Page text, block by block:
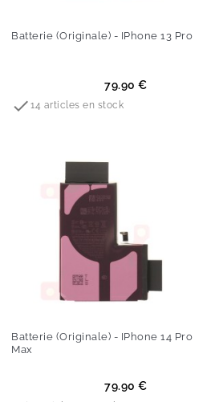
Batterie (Originale) - IPhone 13 Pro
79.90 €
 14 articles en stock
Batterie (Originale) - IPhone 14 Pro
Max
79.90 €